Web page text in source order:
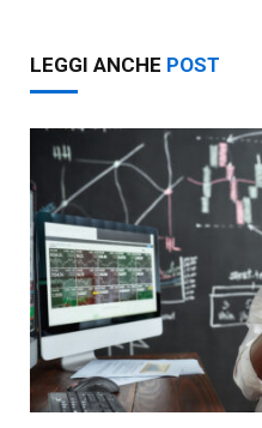
LEGGI ANCHE POST